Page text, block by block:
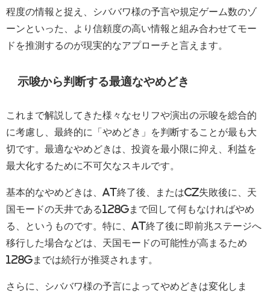
程度の情報と捉え、シババワ様の予言や規定ゲーム数のゾ
ーンといった、より信頼度の高い情報と組み合わせてモー
ドを推測するのが現実的なアプローチと言えます。
示唆から判断する最適なやめどき
これまで解説してきた様々なセリフや演出の示唆を総合的
に考慮し、最終的に「やめどき」を判断することが最も大
切です。最適なやめどきは、投資を最小限に抑え、利益を
最大化するために不可欠なスキルです。
基本的なやめどきは、AT終了後、またはCZ失敗後に、天
国モードの天井である128Gまで回して何もなければやめ
る、というものです。特に、AT終了後に即前兆ステージへ
移行した場合などは、天国モードの可能性が高まるため
128Gまでは続行が推奨されます。
さらに、シババワ様の予言によってやめどきは変化しま